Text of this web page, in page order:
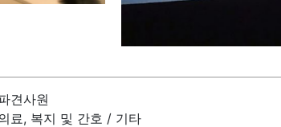
견사원
료, 복지 및 간호 / 기타